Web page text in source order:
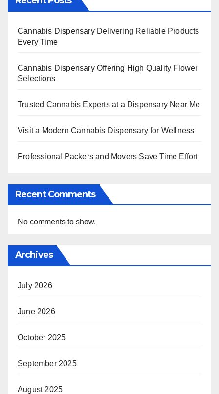
Cannabis Dispensary Delivering Reliable Products
Every Time
Cannabis Dispensary Offering High Quality Flower
Selections
Trusted Cannabis Experts at a Dispensary Near Me
Visit a Modern Cannabis Dispensary for Wellness
Professional Packers and Movers Save Time Effort
Recent Comments
No comments to show.
Archives
July 2026
June 2026
October 2025
September 2025
August 2025